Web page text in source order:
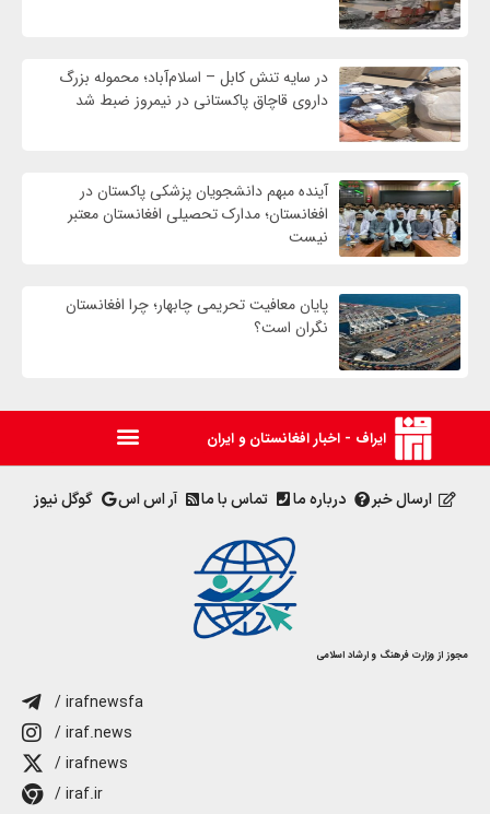
در سایه تنش کابل – اسلام‌آباد؛ محموله بزرگ
داروی قاچاق پاکستانی در نیمروز ضبط شد
آینده مبهم دانشجویان پزشکی پاکستان در
افغانستان؛ مدارک تحصیلی افغانستان معتبر
نیست
پایان معافیت تحریمی‌ چابهار؛ چرا افغانستان
نگران است؟
ایراف - اخبار افغانستان و ایران
ارسال خبر درباره ما تماس با ما آر اس اس گوگل نیوز
مجوز از وزارت فرهنگ و ارشاد اسلامی
/ irafnewsfa
/ iraf.news
/ irafnews
/ iraf.ir